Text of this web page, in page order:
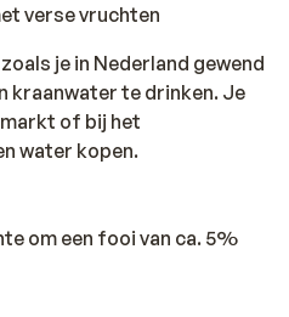
verse vruchten
je in Nederland gewend
kraanwater te drinken. Je
of bij het
water kopen.
om een fooi van ca. 5%